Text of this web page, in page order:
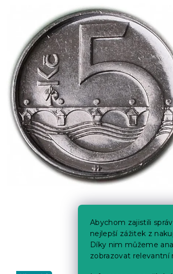
Abychom zajistili
nejlepší zážitek z
Díky nim můžeme
zobrazovat relevantní